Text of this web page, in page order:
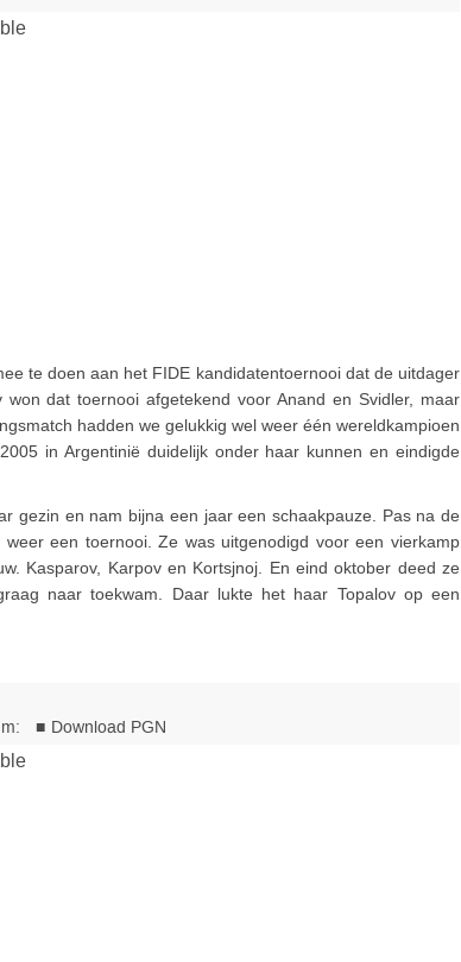
te doen aan het FIDE kandidatentoernooi dat de uitdager
dat toernooi afgetekend voor Anand en Svidler, maar
hadden we gelukkig wel weer één wereldkampioen
in Argentinië duidelijk onder haar kunnen en eindigde
gezin en nam bijna een jaar een schaakpauze. Pas na de
een toernooi. Ze was uitgenodigd voor een vierkamp
Kasparov, Karpov en Kortsjnoj. En eind oktober deed ze
naar toekwam. Daar lukte het haar Topalov op een